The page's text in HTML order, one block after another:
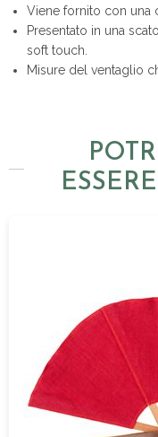
Viene fornito con una
Presentato in una
soft touch.
Misure del ventaglio